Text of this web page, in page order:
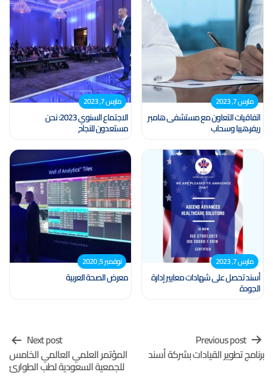
اتفاقيات التعاون مع مستشفى هامبر
ريفر،هيبا وسحاب
مارس 7, 2023
الاجتماع السنوي 2023: نحن
مستعدون للنجاح
مارس 7, 2023
أسند تحصل على شهادات معايير إدارة
الجودة
مارس 7, 2023
معرض الصحة العربية
نوفمبر 5, 2020
تصفّح
المقالات
Previous post
برنامج تطوير القيادات بشركة أسند
Next post
المؤتمر العلمي العالمي الخامس
للجمعية السعودية لطب الطوارئ